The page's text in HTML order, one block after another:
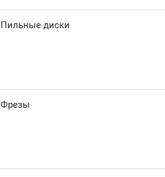
Пильные диски
Фрезы